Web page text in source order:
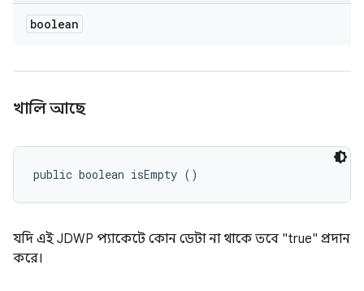
boolean
খালি আছে
public boolean isEmpty ()
যদি এই JDWP প্যাকেটে কোন ডেটা না থাকে তবে "true" প্রদান
করে।